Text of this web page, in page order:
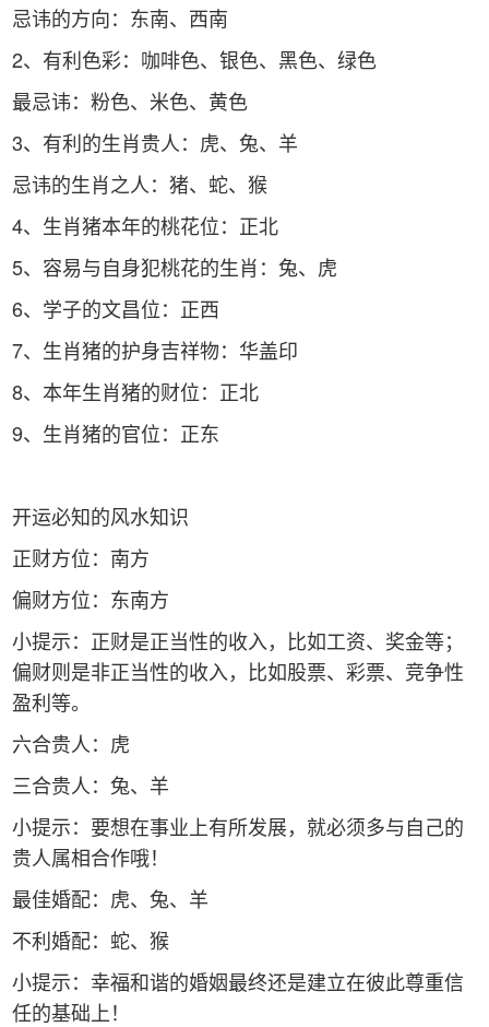
忌讳的方向：东南、西南
2、有利色彩：咖啡色、银色、黑色、绿色
最忌讳：粉色、米色、黄色
3、有利的生肖贵人：虎、兔、羊
忌讳的生肖之人：猪、蛇、猴
4、生肖猪本年的桃花位：正北
5、容易与自身犯桃花的生肖：兔、虎
6、学子的文昌位：正西
7、生肖猪的护身吉祥物：华盖印
8、本年生肖猪的财位：正北
9、生肖猪的官位：正东
开运必知的风水知识
正财方位：南方
偏财方位：东南方
小提示：正财是正当性的收入，比如工资、奖金等；
偏财则是非正当性的收入，比如股票、彩票、竞争性
盈利等。
六合贵人：虎
三合贵人：兔、羊
小提示：要想在事业上有所发展，就必须多与自己的
贵人属相合作哦！
最佳婚配：虎、兔、羊
不利婚配：蛇、猴
小提示：幸福和谐的婚姻最终还是建立在彼此尊重信
任的基础上！